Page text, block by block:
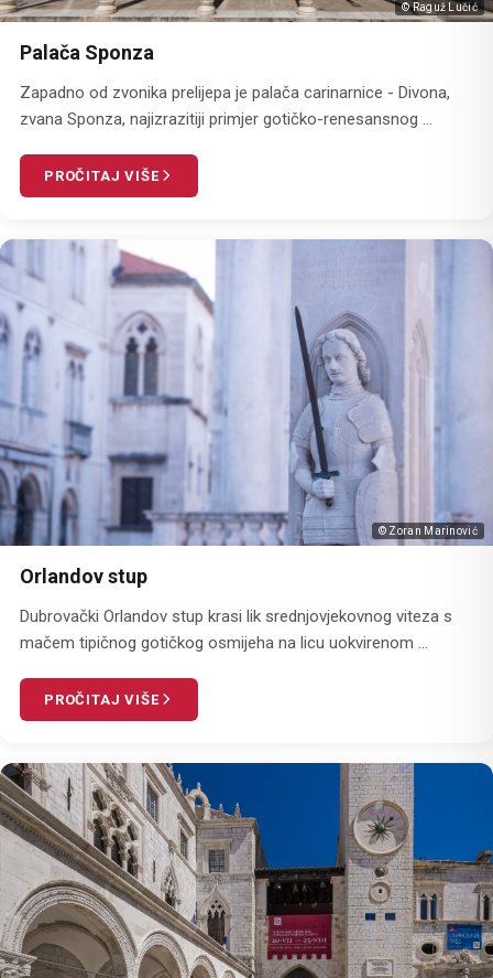
© Raguž Lučić
Palača Sponza
Zapadno od zvonika prelijepa je palača carinarnice - Divona,
zvana Sponza, najizrazitiji primjer gotičko-renesansnog ...
PROČITAJ VIŠE
© Zoran Marinović
Orlandov stup
Dubrovački Orlandov stup krasi lik srednjovjekovnog viteza s
mačem tipičnog gotičkog osmijeha na licu uokvirenom ...
PROČITAJ VIŠE